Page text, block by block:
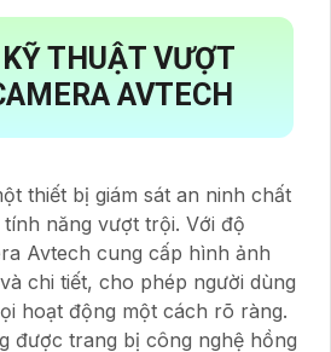
THUẬT VƯỢT
AVTECH
thiết bị giám sát an ninh chất
năng vượt trội. Với độ
Avtech cung cấp hình ảnh
chi tiết, cho phép người dùng
hoạt động một cách rõ ràng.
được trang bị công nghệ hồng